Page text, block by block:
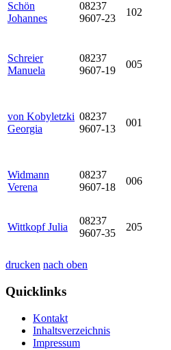
Schön
Johannes
08237
9607-23
102
Schreier
Manuela
08237
9607-19
005
von Kobyletzki
Georgia
08237
9607-13
001
Widmann
Verena
08237
9607-18
006
Wittkopf Julia
08237
9607-35
205
drucken nach oben
Quicklinks
Kontakt
Inhaltsverzeichnis
Impressum